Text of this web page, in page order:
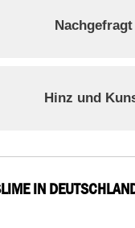
Nachgefragt
Hinz und
IN